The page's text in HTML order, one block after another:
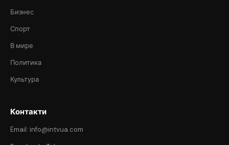
Бизнес
Спорт
В мире
Политика
Культура
Контакти
Email: info@intvua.com